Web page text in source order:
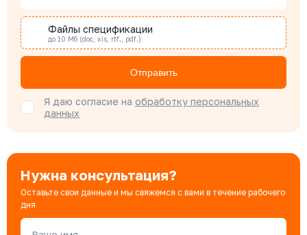
Бондарюк Евгения
Специалист отдела продаж
Файлы спецификации
до 10 Мб (doc, xis, rtf., pdf.)
Отправить
Я даю согласие на обработку персональных
данных
Нужна консультация?
Оставьте свои данные и мы свяжемся с вами в течение рабочего
дня